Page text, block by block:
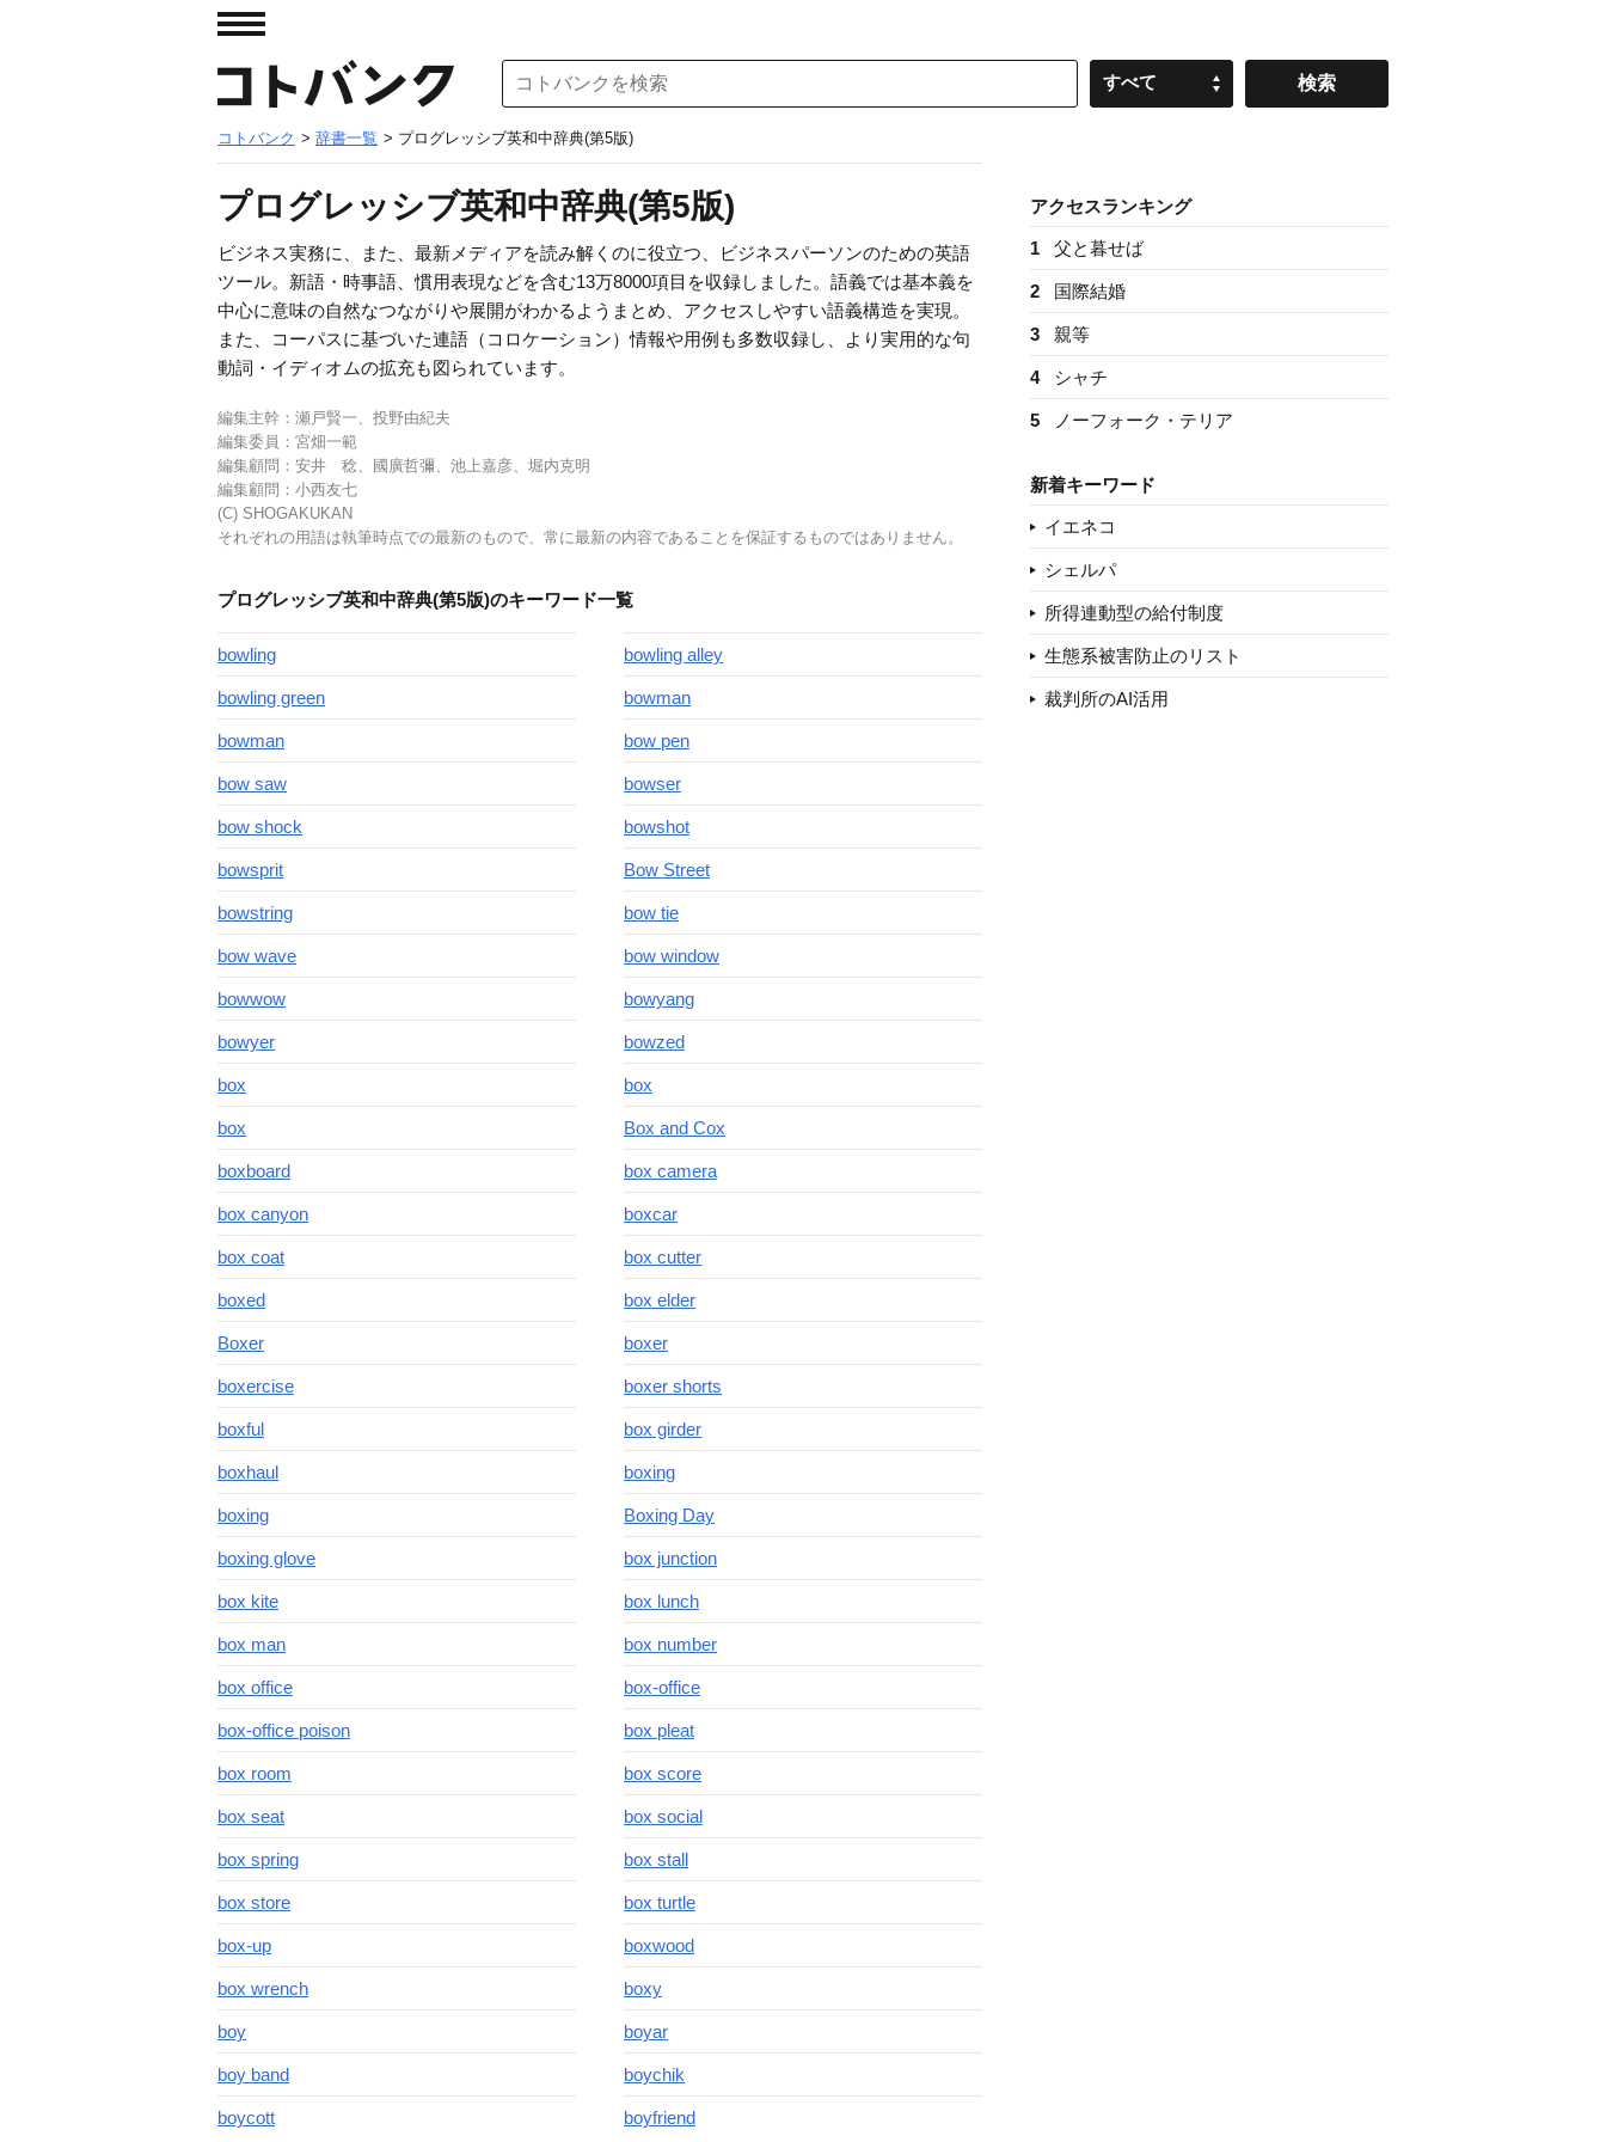
すべて
コトバンク > 辞書一覧 > プログレッシブ英和中辞典(第5版)
プログレッシブ英和中辞典(第5版)
ビジネス実務に、また、最新メディアを読み解くのに役立つ、ビジネスパーソンのための英語
ツール。新語・時事語、慣用表現などを含む13万8000項目を収録しました。語義では基本義を
中心に意味の自然なつながりや展開がわかるようまとめ、アクセスしやすい語義構造を実現。
また、コーパスに基づいた連語（コロケーション）情報や用例も多数収録し、より実用的な句
動詞・イディオムの拡充も図られています。
編集主幹：瀬戸賢一、投野由紀夫
編集委員：宮畑一範
編集顧問：安井 稔、國廣哲彌、池上嘉彦、堀内克明
編集顧問：小西友七
(C) SHOGAKUKAN
それぞれの用語は執筆時点での最新のもので、常に最新の内容であることを保証するものではありません。
プログレッシブ英和中辞典(第5版)のキーワード一覧
bowling bowling alley
bowling green bowman
bowman bow pen
bow saw bowser
bow shock bowshot
bowsprit Bow Street
bowstring bow tie
bow wave bow window
bowwow bowyang
bowyer bowzed
box box
box Box and Cox
boxboard box camera
box canyon boxcar
box coat box cutter
boxed box elder
Boxer boxer
boxercise boxer shorts
boxful box girder
boxhaul boxing
boxing Boxing Day
boxing glove box junction
box kite box lunch
box man box number
box office box-office
box-office poison box pleat
box room box score
box seat box social
box spring box stall
box store box turtle
box-up boxwood
box wrench boxy
boy boyar
boy band boychik
boycott boyfriend
アクセスランキング
1 父と暮せば
2 国際結婚
3 親等
4 シャチ
5 ノーフォーク・テリア
新着キーワード
イエネコ
シェルパ
所得連動型の給付制度
生態系被害防止のリスト
裁判所のAI活用